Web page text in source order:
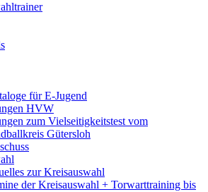
für E-Jugend
HVW
zum Vielseitigkeitstest vom
Gütersloh
zur Kreisauswahl
der Kreisauswahl + Torwarttraining bis